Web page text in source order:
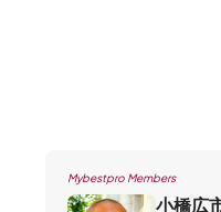
Mybestpro Members
小橋広